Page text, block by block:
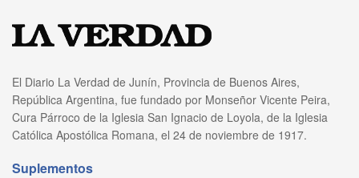
El Diario La Verdad de Junín, Provincia de Buenos Aires,
República Argentina, fue fundado por Monseñor Vicente Peira,
Cura Párroco de la Iglesia San Ignacio de Loyola, de la Iglesia
Católica Apostólica Romana, el 24 de noviembre de 1917.
Suplementos